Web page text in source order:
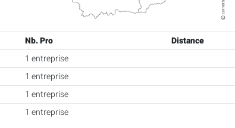
Nb. Pro
Distance
1 entreprise
1 entreprise
1 entreprise
1 entreprise